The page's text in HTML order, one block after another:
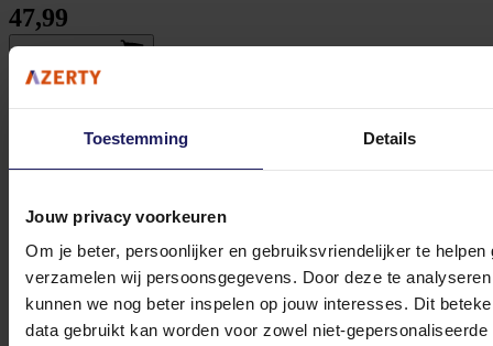
Toestemming Details
Jouw privacy voorkeuren
Om je beter, persoonlijker en gebruiksvriendelijker te
verzamelen wij persoonsgegevens. Door deze te
kunnen we nog beter inspelen op jouw interesses. Dit
data gebruikt kan worden voor zowel niet-
47,99
TP-Link TL-SG1005P - Switch
onbeheerd - 4 x 10/100/1000 (PoE) + 1 x 10/100/1000 - desktop - PoE (56 W)
Incl. 21% BTW